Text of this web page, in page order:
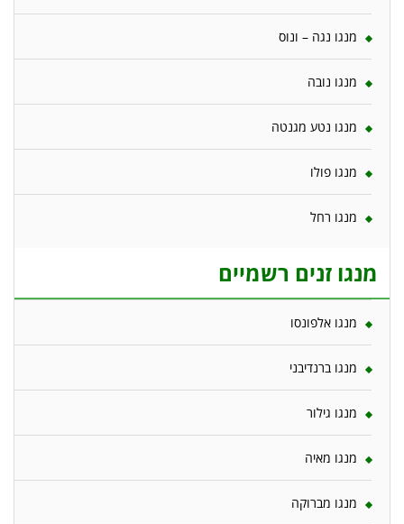
מנגו נגה – ונוס
מנגו נובה
מנגו נטע מגנטה
מנגו פולו
מנגו רחל
מנגו זנים רשמיים
מנגו אלפונסו
מנגו ברנדיבני
מנגו גילור
מנגו מאיה
מנגו מברוקה